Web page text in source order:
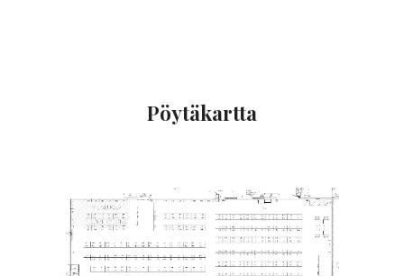
Pöytäkartta